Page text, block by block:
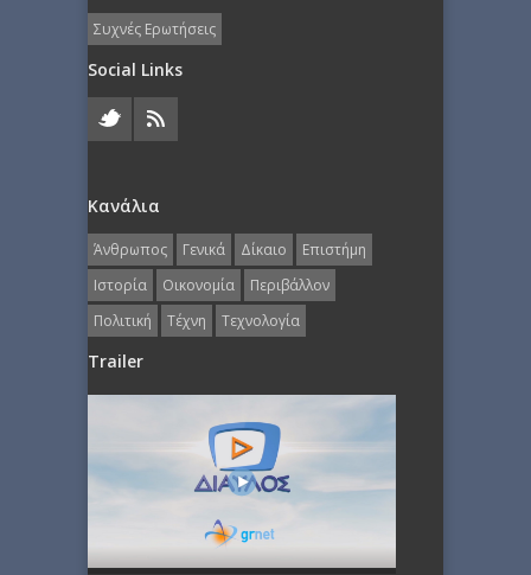
Συχνές Ερωτήσεις
Social Links
Κανάλια
Άνθρωπος Γενικά Δίκαιο
Επιστήμη
Ιστορία
Οικονομία
Περιβάλλον
Πολιτική
Τέχνη Τεχνολογία
Trailer